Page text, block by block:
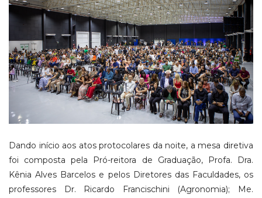
Dando início aos atos protocolares da noite, a mesa diretiva
foi composta pela Pró-reitora de Graduação, Profa. Dra.
Kênia Alves Barcelos e pelos Diretores das Faculdades, os
professores Dr. Ricardo Francischini (Agronomia); Me.